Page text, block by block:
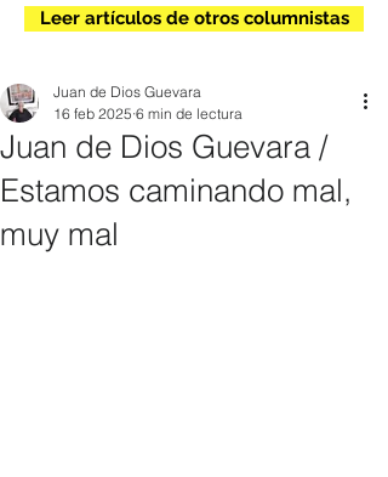
Leer artículos de otros columnistas
Juan de Dios Guevara /
Estamos caminando mal,
muy mal
Juan de Dios Guevara
16 feb 2025 6 min de lectura